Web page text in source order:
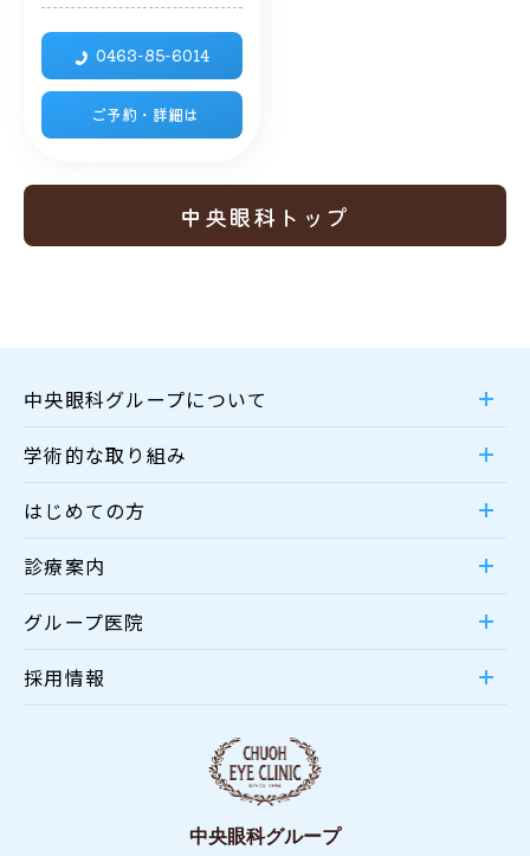
0463-85-6014
ご予約・詳細は
中央眼科トップ
中央眼科グループについて
学術的な取り組み
はじめての方
診療案内
グループ医院
採用情報
中央眼科グループ